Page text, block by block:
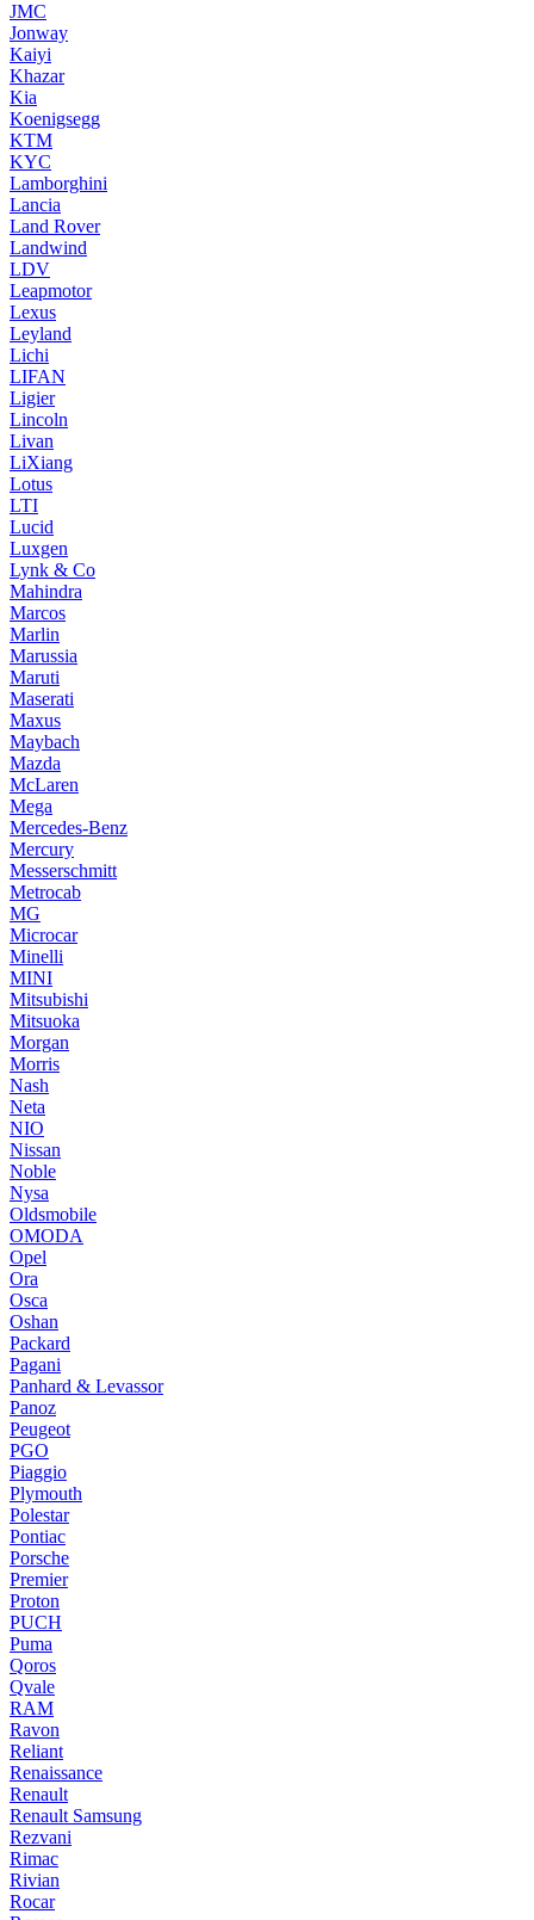
JMC
Jonway
Kaiyi
Khazar
Kia
Koenigsegg
KTM
KYC
Lamborghini
Lancia
Land Rover
Landwind
LDV
Leapmotor
Lexus
Leyland
Lichi
LIFAN
Ligier
Lincoln
Livan
LiXiang
Lotus
LTI
Lucid
Luxgen
Lynk & Co
Mahindra
Marcos
Marlin
Marussia
Maruti
Maserati
Maxus
Maybach
Mazda
McLaren
Mega
Mercedes-Benz
Mercury
Messerschmitt
Metrocab
MG
Microcar
Minelli
MINI
Mitsubishi
Mitsuoka
Morgan
Morris
Nash
Neta
NIO
Nissan
Noble
Nysa
Oldsmobile
OMODA
Opel
Ora
Osca
Oshan
Packard
Pagani
Panhard & Levassor
Panoz
Peugeot
PGO
Piaggio
Plymouth
Polestar
Pontiac
Porsche
Premier
Proton
PUCH
Puma
Qoros
Qvale
RAM
Ravon
Reliant
Renaissance
Renault
Renault Samsung
Rezvani
Rimac
Rivian
Rocar